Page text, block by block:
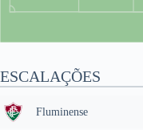
ESCALAÇÕES
Fluminense